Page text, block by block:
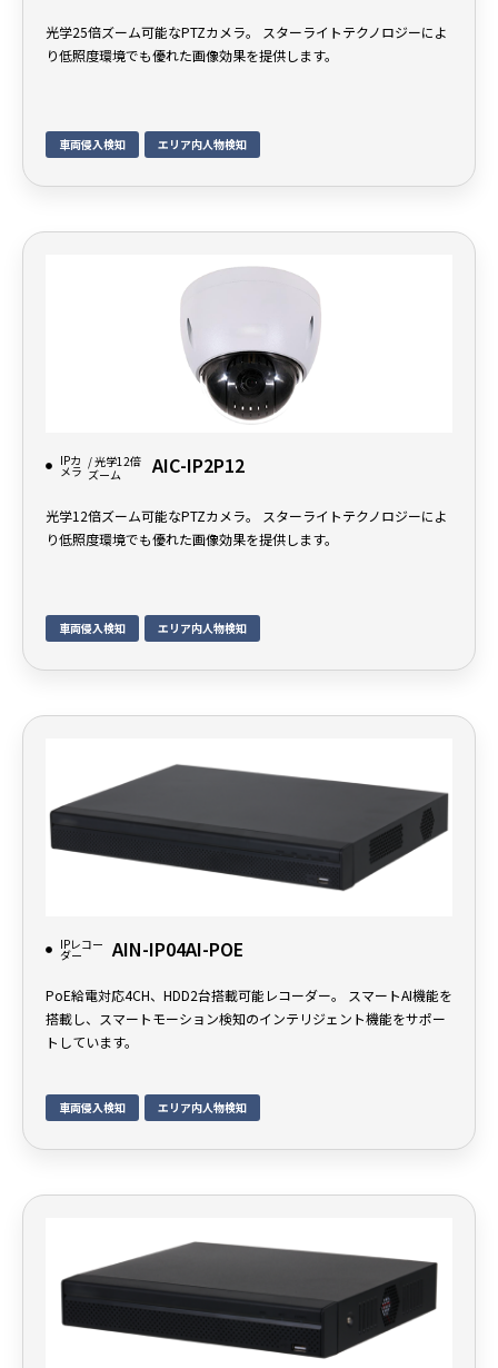
光学25倍ズーム可能なPTZカメラ。 スターライトテクノロジーによ
り低照度環境でも優れた画像効果を提供します。
車両侵入検知 エリア内人物検知
IPカ
メラ
/ 光学12倍
ズーム
AIC-IP2P12
光学12倍ズーム可能なPTZカメラ。 スターライトテクノロジーによ
り低照度環境でも優れた画像効果を提供します。
車両侵入検知 エリア内人物検知
IPレコー
ダー AIN-IP04AI-POE
PoE給電対応4CH、HDD2台搭載可能レコーダー。 スマートAI機能を
搭載し、スマートモーション検知のインテリジェント機能をサポー
トしています。
車両侵入検知 エリア内人物検知